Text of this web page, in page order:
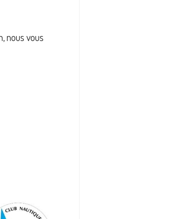
nous vous